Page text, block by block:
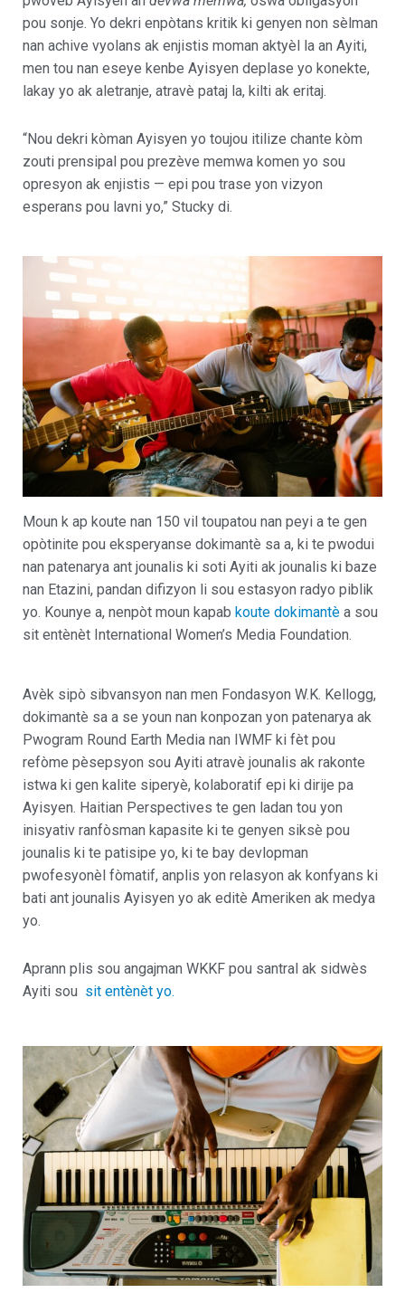
pou sonje. Yo dekri enpòtans kritik ki genyen non sèlman
nan achive vyolans ak enjistis moman aktyèl la an Ayiti,
men tou nan eseye kenbe Ayisyen deplase yo konekte,
lakay yo ak aletranje, atravè pataj la, kilti ak eritaj.
“Nou dekri kòman Ayisyen yo toujou itilize chante kòm
zouti prensipal pou prezève memwa komen yo sou
opresyon ak enjistis — epi pou trase yon vizyon
esperans pou lavni yo,” Stucky di.
Moun k ap koute nan 150 vil toupatou nan peyi a te gen
opòtinite pou eksperyanse dokimantè sa a, ki te pwodui
nan patenarya ant jounalis ki soti Ayiti ak jounalis ki baze
nan Etazini, pandan difizyon li sou estasyon radyo piblik
yo. Kounye a, nenpòt moun kapab koute dokimantè a sou
sit entènèt International Women’s Media Foundation.
Avèk sipò sibvansyon nan men Fondasyon W.K. Kellogg,
dokimantè sa a se youn nan konpozan yon patenarya ak
Pwogram Round Earth Media nan IWMF ki fèt pou
refòme pèsepsyon sou Ayiti atravè jounalis ak rakonte
istwa ki gen kalite siperyè, kolaboratif epi ki dirije pa
Ayisyen. Haitian Perspectives te gen ladan tou yon
inisyativ ranfòsman kapasite ki te genyen siksè pou
jounalis ki te patisipe yo, ki te bay devlopman
pwofesyonèl fòmatif, anplis yon relasyon ak konfyans ki
bati ant jounalis Ayisyen yo ak editè Ameriken ak medya
yo.
Aprann plis sou angajman WKKF pou santral ak sidwès
Ayiti sou sit entènèt yo.